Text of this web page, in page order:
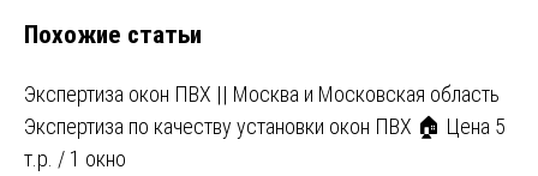
Похожие статьи
Экспертиза окон ПВХ || Москва и Московская область
Экспертиза по качеству установки окон ПВХ 🏠 Цена 5
т.р. / 1 окно